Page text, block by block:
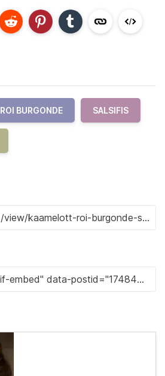
ROI BURGONDE SALSIFIS